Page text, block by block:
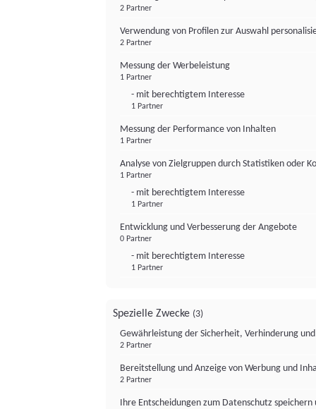
2 Partner
Verwendung von Profilen zur Auswahl
2 Partner
Messung der Werbeleistung
1 Partner
- mit berechtigtem Interesse
1 Partner
Messung der Performance von Inhalten
1 Partner
Analyse von Zielgruppen durch Statistiken oder
1 Partner
- mit berechtigtem Interesse
1 Partner
Entwicklung und Verbesserung der Angebote
0 Partner
- mit berechtigtem Interesse
1 Partner
Spezielle Zwecke (3)
Gewährleistung der Sicherheit, Verhinderung
2 Partner
Bereitstellung und Anzeige von Werbung und
2 Partner
Ihre Entscheidungen zum Datenschutz